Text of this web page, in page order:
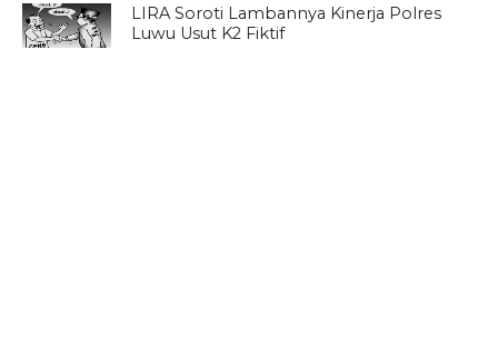
LIRA Soroti Lambannya Kinerja Polres
Luwu Usut K2 Fiktif